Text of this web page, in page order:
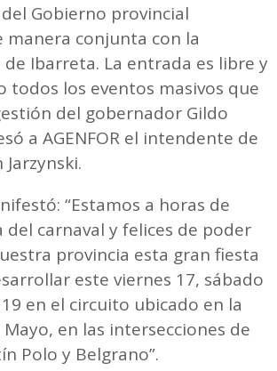
Gobierno provincial
manera conjunta con la
Ibarreta. La entrada es libre y
todos los eventos masivos que
del gobernador Gildo
a AGENFOR el intendente de
“Estamos a horas de
del carnaval y felices de poder
provincia esta gran fiesta
este viernes 17, sábado
en el circuito ubicado en la
en las intersecciones de
Polo y Belgrano”.